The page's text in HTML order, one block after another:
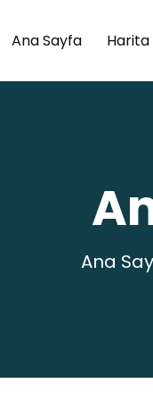
Ana Sayfa Harita
Ana